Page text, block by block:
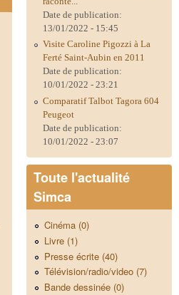
Date de publication:
13/01/2022 - 15:45
Visite Caroline Pigozzi à La
Ferté Saint-Aubin en 2011
Date de publication:
10/01/2022 - 23:21
Comparatif Talbot Tagora 604
Peugeot
Date de publication:
10/01/2022 - 23:07
Toute l'actualité
Simca
Cinéma (0)
Livre (1)
Presse écrite (40)
Télévision/radio/video (7)
Bande dessinée (0)